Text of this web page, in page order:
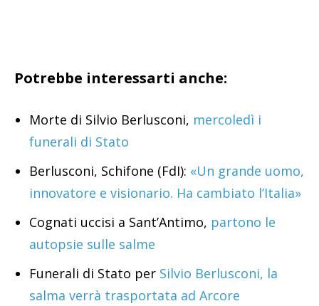
Potrebbe interessarti anche:
Morte di Silvio Berlusconi, mercoledì i
funerali di Stato
Berlusconi, Schifone (FdI): «Un grande uomo,
innovatore e visionario. Ha cambiato l’Italia»
Cognati uccisi a Sant’Antimo, partono le
autopsie sulle salme
Funerali di Stato per Silvio Berlusconi, la
salma verrà trasportata ad Arcore